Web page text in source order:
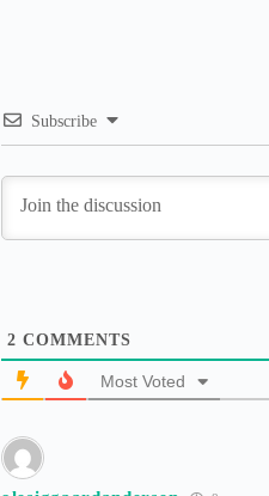
Subscribe
2 COMMENTS
Most Voted